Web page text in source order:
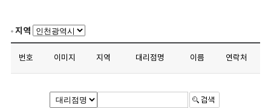
지역
번호 이미지 지역 대리점명 이름 연락처